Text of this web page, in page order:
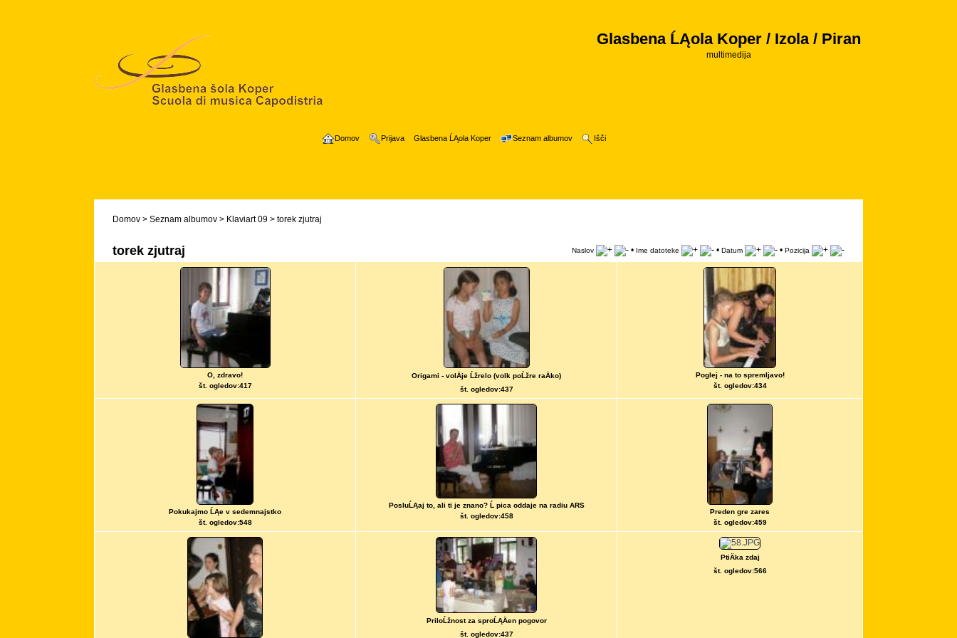
Glasbena ĹĄola Koper / Izola / Piran
multimedija
Domov Prijava Glasbena ĹĄola Koper Seznam albumov Išči
Domov > Seznam albumov > Klaviart 09 > torek zjutraj
torek zjutraj Naslov • Ime datoteke • Datum • Pozicija
O, zdravo!
št. ogledov:417
Origami - volÄje Ĺžrelo (volk poĹžre raÄko)
št. ogledov:437
Poglej - na to spremljavo!
št. ogledov:434
Pokukajmo ĹĄe v sedemnajstko
št. ogledov:548
PosluĹĄaj to, ali ti je znano? Ĺ pica oddaje na radiu ARS
št. ogledov:458
Preden gre zares
št. ogledov:459
PriloĹžnost za sproĹĄÄen pogovor
št. ogledov:437
PtiÄka zdaj
št. ogledov:566